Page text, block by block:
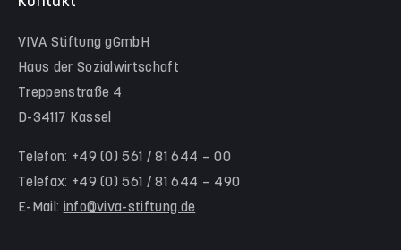
Team Werra-Meißner-Kreis
Waldorfkindergarten Goetheanlage
Familienzentren
Familienzentrum Nordstadt
Familienzentrum Himmelsstürmer
Präventionsangebote an Kitas und Schulen
VIVA Stiftung gGmbH
Haus der Sozialwirtschaft
Treppenstraße 4
D-34117 Kassel
Telefon: +49 (0) 561 / 81 644 – 00
Telefax: +49 (0) 561 / 81 644 – 490
E-Mail: info@viva-stiftung.de